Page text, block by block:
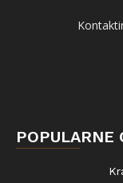
POPULARNE